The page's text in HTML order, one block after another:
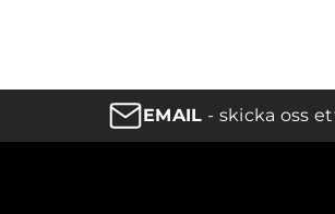
EMAIL - skicka oss